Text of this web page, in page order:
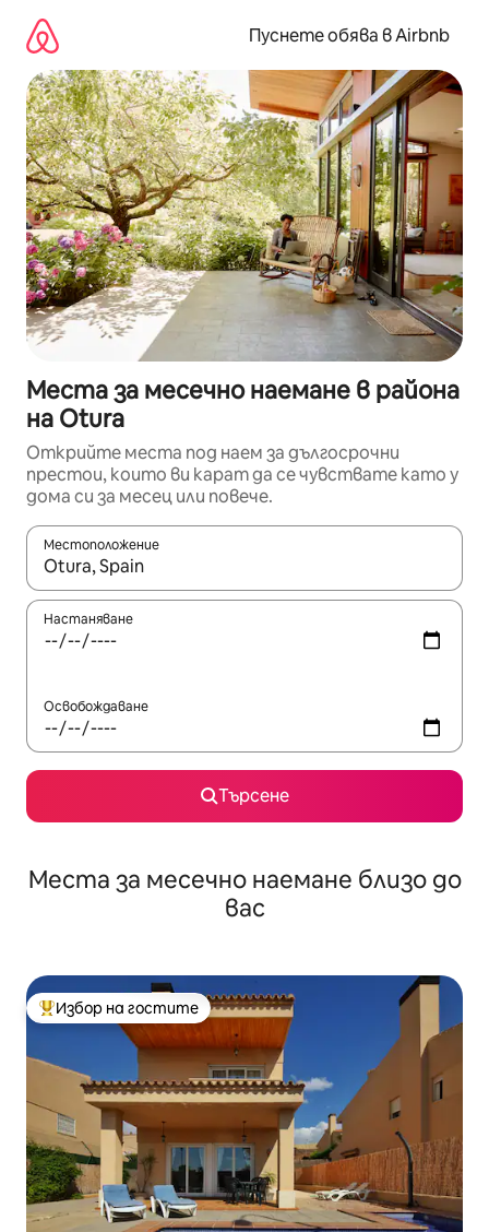
съдържанието
Пуснете обява в Airbnb
Места за месечно наемане в района
на Otura
Открийте места под наем за дългосрочни
престои, които ви карат да се чувствате като у
дома си за месец или повече.
Местоположение
Когато резултатите се покажат, използвайте
Настаняване
Освобождаване
Търсене
Места за месечно наемане близо до
вас
Най-популярен избор на гостите
Избор на гостите